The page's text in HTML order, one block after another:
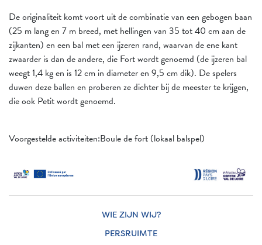
De originaliteit komt voort uit de combinatie van een gebogen baan
(25 m lang en 7 m breed, met hellingen van 35 tot 40 cm aan de
zijkanten) en een bal met een ijzeren rand, waarvan de ene kant
zwaarder is dan de andere, die Fort wordt genoemd (de ijzeren bal
weegt 1,4 kg en is 12 cm in diameter en 9,5 cm dik). De spelers
duwen deze ballen en proberen ze dichter bij de meester te krijgen,
die ook Petit wordt genoemd.
Voorgestelde activiteiten:Boule de fort (lokaal balspel)
WIE ZIJN WIJ?
PERSRUIMTE